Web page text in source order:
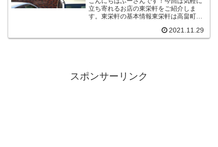
立ち寄れるお店の東栄軒をご紹介しま
す。東栄軒の基本情報東栄軒は高畠町の
きな通りから１本入ったところにあるの
で、地元の方の支持率が高いお店になり
2021.11.29
スポンサーリンク